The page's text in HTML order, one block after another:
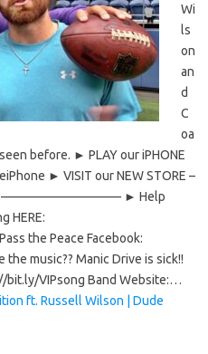
Wi
ls
on
an
d
C
oa
before. ► PLAY our iPHONE
► VISIT our NEW STORE –
—————————– ► Help
HERE:
the Peace Facebook:
music?? Manic Drive is sick!!
bit.ly/VIPsong Band Website:…
ft. Russell Wilson | Dude